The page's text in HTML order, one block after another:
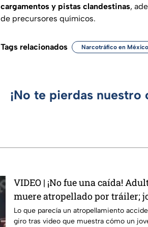
cargamentos y pistas clandestinas,
de precursores químicos.
Tags relacionados Narcotráfico en México
¡No te pierdas
VIDEO | ¡No fue una caída!
muere atropellado por tráiler;
empujó en Monterrey
Lo que parecía un atropellamiento
giro tras video que muestra cómo un